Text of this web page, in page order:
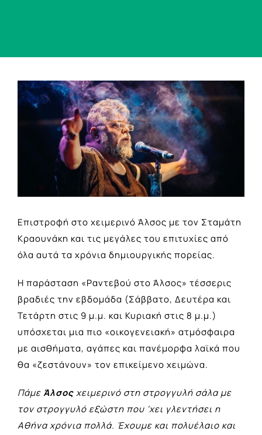
View
Larger
Image
Επιστροφή στο χειμερινό Άλσος με τον Σταμάτη
Κραουνάκη και τις μεγάλες του επιτυχίες από
όλα αυτά τα χρόνια δημιουργικής πορείας.
Η παράσταση «Ραντεβού στο Άλσος» τέσσερις
βραδιές την εβδομάδα (Σάββατο, Δευτέρα και
Τετάρτη στις 9 μ.μ. και Κυριακή στις 8 μ.μ.)
υπόσχεται μια πιο «οικογενειακή» ατμόσφαιρα
με αισθήματα, αγάπες και πανέμορφα λαϊκά που
θα «ζεστάνουν» τον επικείμενο χειμώνα.
ΠάμεΆλσοςχειμερινό στη στρογγυλή σάλα με
τον στρογγυλό εξώστη που ‘χει γλεντήσει η
Αθήνα χρόνια πολλά. Έχουμε και πολυέλαιο και